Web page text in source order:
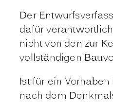
Der
dafür
nicht von den zur
vollständigen
Ist für ein
nach dem